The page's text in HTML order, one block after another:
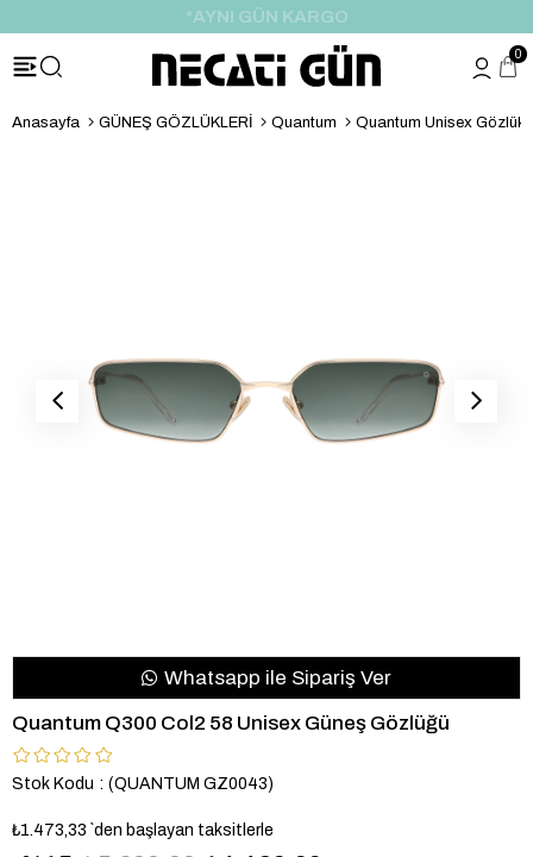
*HEDİYE PAKETİ & NOTU
0
Anasayfa GÜNEŞ GÖZLÜKLERİ Quantum Quantum Unisex Gözlük
Whatsapp ile Sipariş Ver
Quantum Q300 Col2 58 Unisex Güneş Gözlüğü
Stok Kodu (QUANTUM GZ0043)
₺1.473,33 `den başlayan taksitlerle